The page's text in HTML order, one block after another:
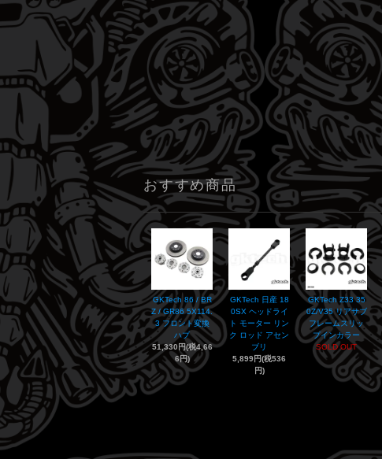
おすすめ商品
GKTech 86 / BR
Z / GR86 5X114.
3 フロント変換
ハブ
51,330円(税4,66
6円)
GKTech 日産 18
0SX ヘッドライ
ト モーター リン
ク ロッド アセン
ブリ
5,899円(税536
円)
GKTech Z33 35
0Z/V35 リアサブ
フレームスリッ
プインカラー
SOLD OUT